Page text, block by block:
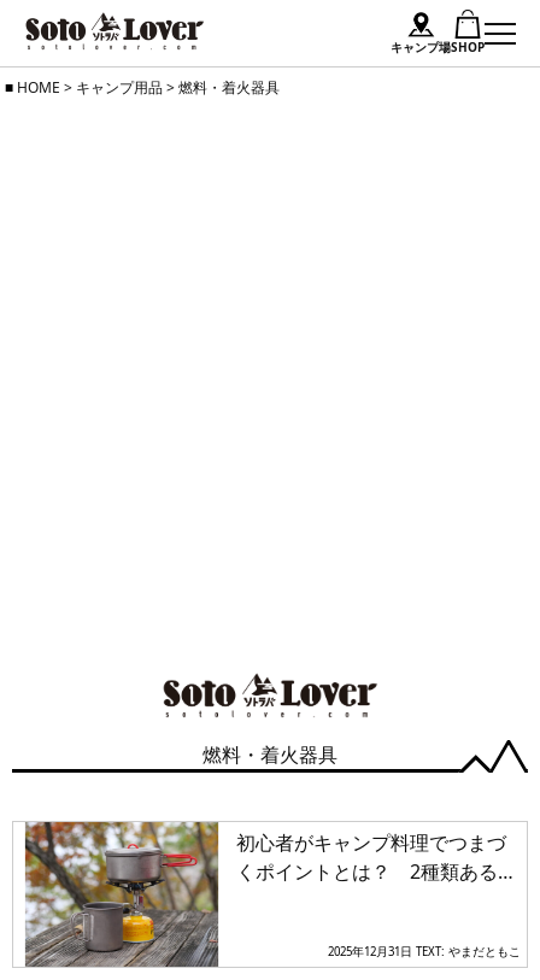
キャンプ場SHOP
SkipHOME > キャンプ用品>燃料・着火器具
燃料・着火器具
初心者がキャンプ料理でつまづ
くポイントとは？ 2種類あるガ
2025年12月31日 TEXT: やまだともこ